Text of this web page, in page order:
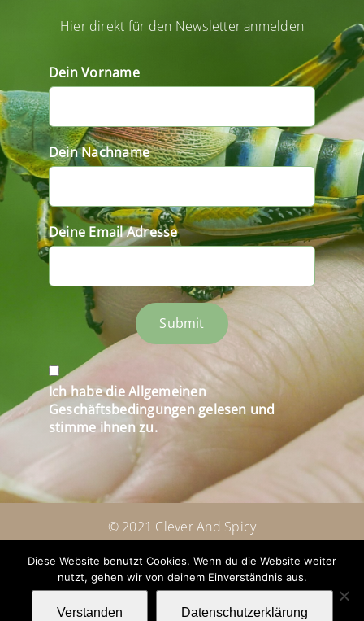
Hier direkt für den Newsletter anmelden
Dein Vorname
Dein Nachname
Deine Email Adresse
Submit
Ich habe die Allgemeinen
Geschäftsbedingungen gelesen und
stimme ihnen zu.
© 2021 Clever And Spicy
Email: Info@Cleverandspicy.com
Diese Website benutzt Cookies. Wenn du die Website weiter
nutzt, gehen wir von deinem Einverständnis aus.
Verstanden Datenschutzerklärung